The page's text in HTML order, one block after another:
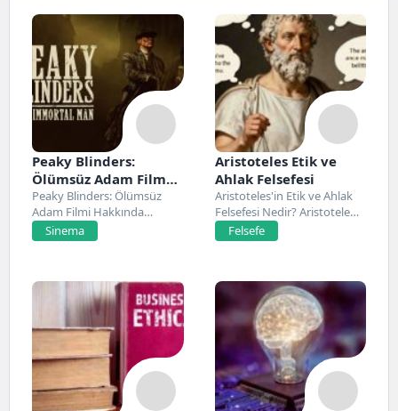
Peaky Blinders:
Ölümsüz Adam Film
Konusu, Oyuncuları
ve İnceleme
Peaky Blinders: Ölümsüz
Adam Filmi Hakkında
Netflix’te 20 Mart 2026...
Sinema
Aristoteles Etik ve
Ahlak Felsefesi
Aristoteles'in Etik ve Ahlak
Felsefesi Nedir? Aristoteles,
Antik Yunan felsefesinin...
Felsefe